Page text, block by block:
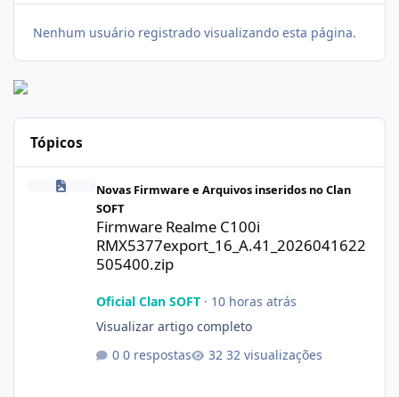
Nenhum usuário registrado visualizando esta página.
Tópicos
Firmware Realme C100i
Novas Firmware e Arquivos inseridos no Clan
SOFT
Firmware Realme C100i
RMX5377export_16_A.41_2026041622
505400.zip
Oficial Clan SOFT· 10 horas atrás
Visualizar artigo completo
0 respostas
32 visualizações